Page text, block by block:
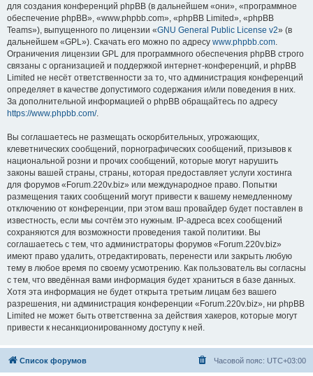
для создания конференций phpBB (в дальнейшем «они», «программное
обеспечение phpBB», «www.phpbb.com», «phpBB Limited», «phpBB
Teams»), выпущенного по лицензии «GNU General Public License v2» (в
дальнейшем «GPL»). Скачать его можно по адресу www.phpbb.com.
Ограничения лицензии GPL для программного обеспечения phpBB строго
связаны с организацией и поддержкой интернет-конференций, и phpBB
Limited не несёт ответственности за то, что администрация конференций
определяет в качестве допустимого содержания и/или поведения в них.
За дополнительной информацией о phpBB обращайтесь по адресу
https://www.phpbb.com/.
Вы соглашаетесь не размещать оскорбительных, угрожающих,
клеветнических сообщений, порнографических сообщений, призывов к
национальной розни и прочих сообщений, которые могут нарушить
законы вашей страны, страны, которая предоставляет услуги хостинга
для форумов «Forum.220v.biz» или международное право. Попытки
размещения таких сообщений могут привести к вашему немедленному
отключению от конференции, при этом ваш провайдер будет поставлен в
известность, если мы сочтём это нужным. IP-адреса всех сообщений
сохраняются для возможности проведения такой политики. Вы
соглашаетесь с тем, что администраторы форумов «Forum.220v.biz»
имеют право удалить, отредактировать, перенести или закрыть любую
тему в любое время по своему усмотрению. Как пользователь вы согласны
с тем, что введённая вами информация будет храниться в базе данных.
Хотя эта информация не будет открыта третьим лицам без вашего
разрешения, ни администрация конференции «Forum.220v.biz», ни phpBB
Limited не может быть ответственна за действия хакеров, которые могут
привести к несанкционированному доступу к ней.
Список форумов Часовой пояс: UTC+03:00